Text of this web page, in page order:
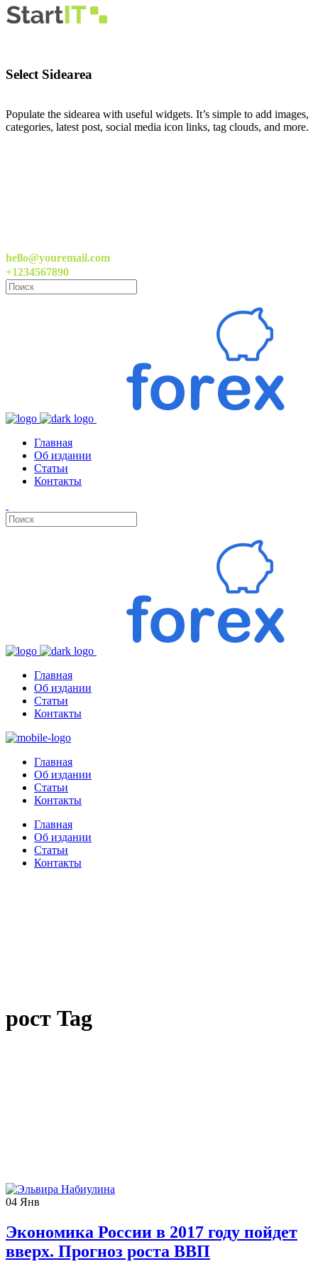
Select Sidearea
Populate the sidearea with useful widgets. It’s simple to add images,
categories, latest post, social media icon links, tag clouds, and more.
hello@youremail.com
+1234567890
Главная
Об издании
Статьи
Контакты
Главная
Об издании
Статьи
Контакты
Главная
Об издании
Статьи
Контакты
Главная
Об издании
Статьи
Контакты
рост Tag
04 Янв
Экономика России в 2017 году пойдет
вверх. Прогноз роста ВВП